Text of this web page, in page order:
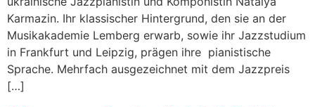
Karmazin. Ihr klassischer Hintergrund, den sie an der
Musikakademie Lemberg erwarb, sowie ihr Jazzstudium
in Frankfurt und Leipzig, prägen ihre pianistische
Sprache. Mehrfach ausgezeichnet mit dem Jazzpreis
[…]